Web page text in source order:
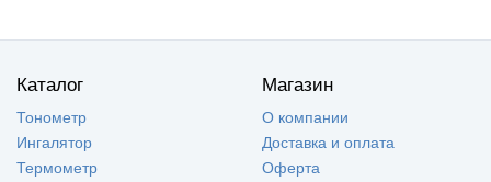
Каталог
Тонометр
Ингалятор
Термометр
Магазин
О компании
Доставка и оплата
Оферта